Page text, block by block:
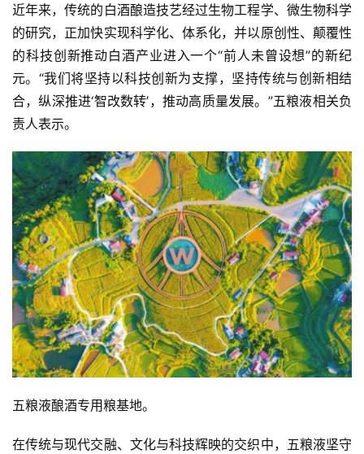
首
页
公
司
深
近年来，传统的白酒酿造技艺经过生物工程学、微生物科学
的研究，正加快实现科学化、体系化，并以原创性、颠覆性
的科技创新推动白酒产业进入一个“前人未曾设想”的新纪
元。“我们将坚持以科技创新为支撑，坚持传统与创新相结
合，纵深推进‘智改数转’，推动高质量发展。”五粮液相关负
责人表示。
五粮液酿酒专用粮基地。
在传统与现代交融、文化与科技辉映的交织中，五粮液坚守